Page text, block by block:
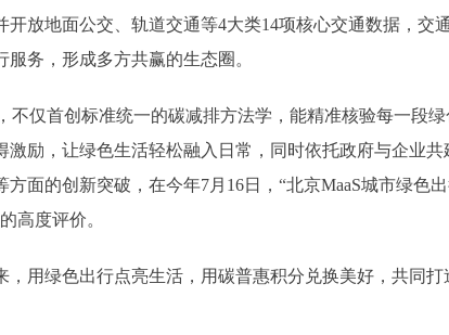
放地面公交、轨道交通等4大类14项核心交通数据，交
务，形成多方共赢的生态圈。
仅首创标准统一的碳减排方法学，能精准核验每一段绿
激励，让绿色生活轻松融入日常，同时依托政府与企业
面的创新突破，在今年7月16日，“北京MaaS城市绿色
高度评价。
绿色出行点亮生活，用碳普惠积分兑换美好，共同打